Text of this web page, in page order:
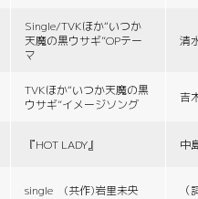
Single/TVKほか“いつか
天魔の黒ウサギ”OPテー
マ
清
TVKほか“いつか天魔の黒
ウサギ”イメージソング
吉
『HOT LADY』 中
single (共作)岩里未央